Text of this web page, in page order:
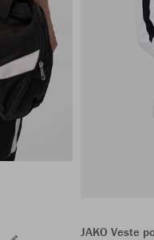
JAKO Veste